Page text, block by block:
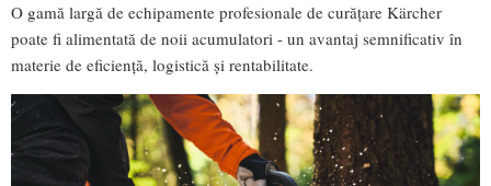
O gamă largă de echipamente profesionale de curățare Kärcher
poate fi alimentată de noii acumulatori - un avantaj semnificativ în
materie de eficiență, logistică și rentabilitate.